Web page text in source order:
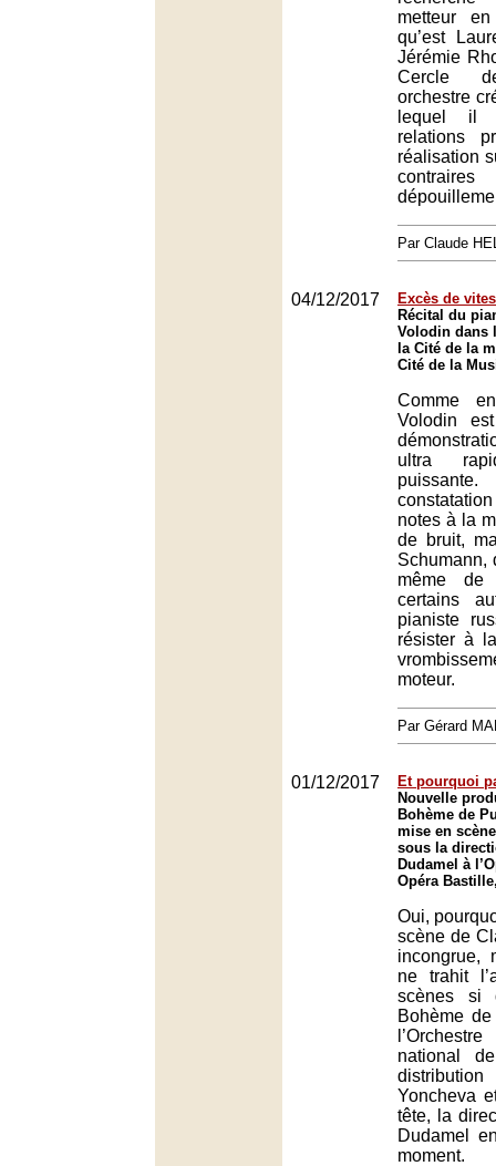
metteur
qu’est
Jérémie
Cercle
orchestre
lequel il
relations
réalisation
Par Claude
04/12/2017
Excès de
Récital du
Volodin dans
la Cité de la
Cité de la
Comme
Volodin
ultra
notes à la
de bruit,
Schumann,
même de
certains
pianiste
résister à
moteur.
Par Gérard
01/12/2017
Et pourquoi
Nouvelle
Bohème de
mise en
sous la
Dudamel à
Opéra
Oui,
scène de
incongrue,
ne trahit
scènes si
Bohème
national
Yoncheva
tête, la
Dudamel
moment.